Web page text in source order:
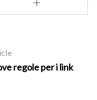
regole per i link